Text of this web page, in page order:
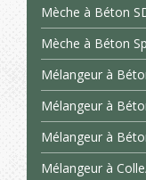
Mèche à Béton
Mèche à Béton
Mélangeur à
Mélangeur à
Mélangeur à
Mélangeur à